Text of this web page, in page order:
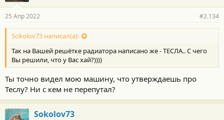
25 Апр 2022 #2.134
Sokolov73 написал(а):
Так на Вашей решётке радиатора написано же - ТЕСЛА.. С чего
Вы решили, что у Вас хай?))))
Ты точно видел мою машину, что утверждаешь про
Теслу? Ни с кем не перепутал?
Sokolov73